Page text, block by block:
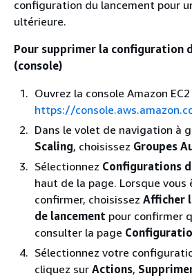
configuration du lancement pour
ultérieure.
Pour supprimer la configuration
(console)
Ouvrez la console Amazon EC2
https://
Dans le volet de navigation à
Scaling, choisissez Groupes
Sélectionnez Configurations
haut de la page. Lorsque vous
confirmer, choisissez Afficher
de lancement pour confirmer
consulter la page
Sélectionnez votre
cliquez sur Actions,